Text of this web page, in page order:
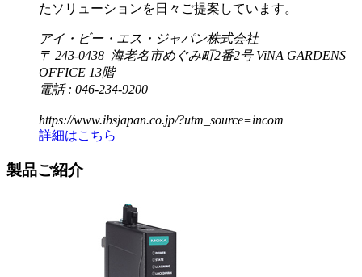
たソリューションを日々ご提案しています。
アイ・ビー・エス・ジャパン株式会社
〒 243-0438 海老名市めぐみ町2番2号 ViNA GARDENS
OFFICE 13階
電話 : 046-234-9200
https://www.ibsjapan.co.jp/?utm_source=incom
詳細はこちら
製品ご紹介